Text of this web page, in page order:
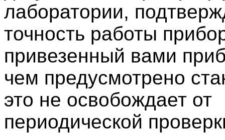
лаборатории,
точность работы
привезенный вами
чем предусмотрено
это не освобождает от
периодической